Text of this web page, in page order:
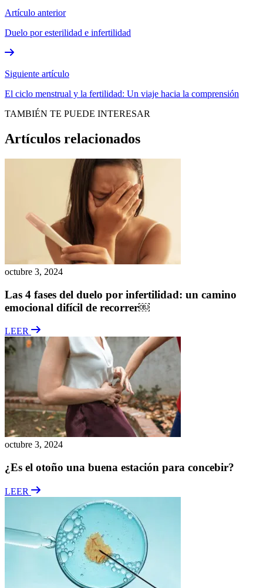
Artículo anterior
Duelo por esterilidad e infertilidad
Siguiente artículo
El ciclo menstrual y la fertilidad: Un viaje hacia la comprensión
TAMBIÉN TE PUEDE INTERESAR
Artículos relacionados
octubre 3, 2024
Las 4 fases del duelo por infertilidad: un camino
emocional difícil de recorrer￼
LEER
octubre 3, 2024
¿Es el otoño una buena estación para concebir?
LEER